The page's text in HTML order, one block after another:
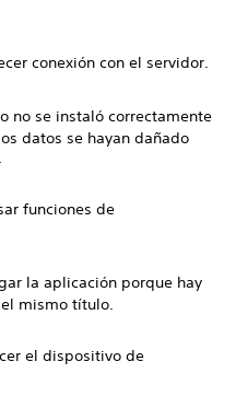
conexión con el servidor.
no se instaló correctamente
datos se hayan dañado
funciones de
la aplicación porque hay
mismo título.
el dispositivo de